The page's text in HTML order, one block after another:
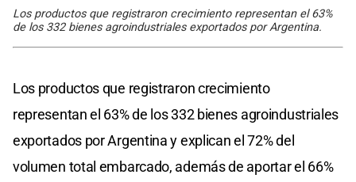
Los productos que registraron crecimiento representan el 63%
de los 332 bienes agroindustriales exportados por Argentina.
Los productos que registraron crecimiento
representan el 63% de los 332 bienes agroindustriales
exportados por Argentina y explican el 72% del
volumen total embarcado, además de aportar el 66%